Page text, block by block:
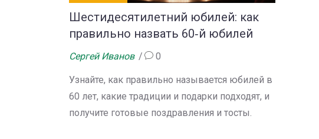
Шестидесятилетний юбилей: как
правильно назвать 60‑й юбилей
Сергей Иванов 0
Узнайте, как правильно называется юбилей в
60 лет, какие традиции и подарки подходят, и
получите готовые поздравления и тосты.